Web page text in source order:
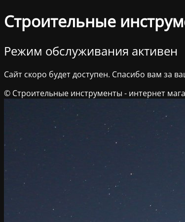
Строительные
Режим обслуживания активен
Сайт скоро будет доступен. Спасибо вам за
© Строительные инструменты - интернет